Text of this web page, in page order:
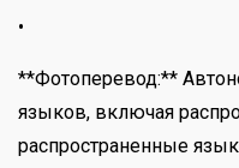
•
**Фотоперевод:**
языков, включая
распространенные